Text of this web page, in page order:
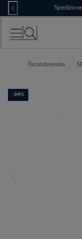
Skip
to
Content
Ricondizionata
-34%